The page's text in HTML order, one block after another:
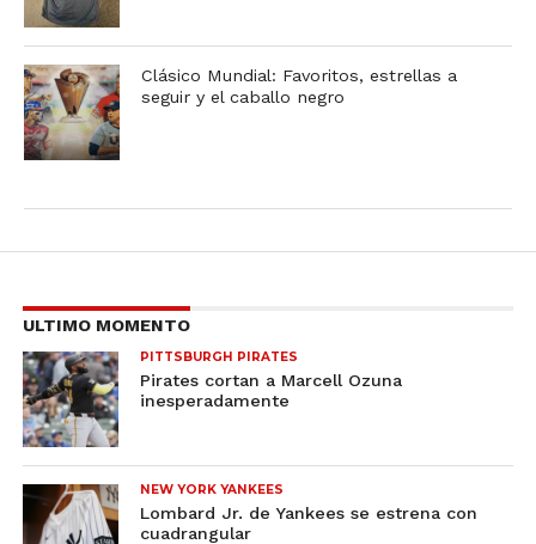
Clásico Mundial: Favoritos, estrellas a
seguir y el caballo negro
ULTIMO MOMENTO
PITTSBURGH PIRATES
Pirates cortan a Marcell Ozuna
inesperadamente
NEW YORK YANKEES
Lombard Jr. de Yankees se estrena con
cuadrangular